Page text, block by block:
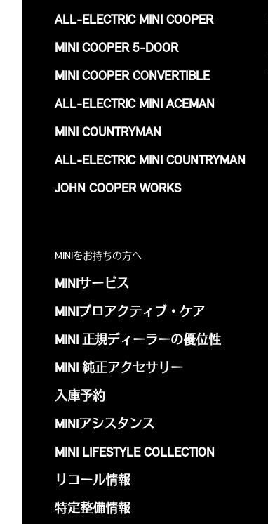
ALL-ELECTRIC MINI COOPER
MINI COOPER 5-DOOR
MINI COOPER CONVERTIBLE
ALL-ELECTRIC MINI ACEMAN
MINI COUNTRYMAN
ALL-ELECTRIC MINI COUNTRYMAN
JOHN COOPER WORKS
MINIをお持ちの方へ
MINIサービス
MINIプロアクティブ・ケア
MINI 正規ディーラーの優位性
MINI 純正アクセサリー
入庫予約
MINIアシスタンス
MINI LIFESTYLE COLLECTION
リコール情報
特定整備情報